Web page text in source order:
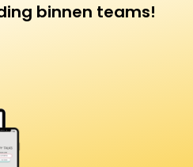
Talks –
online
Boek 50+
Glory;
Toevoegen
binnen teams!